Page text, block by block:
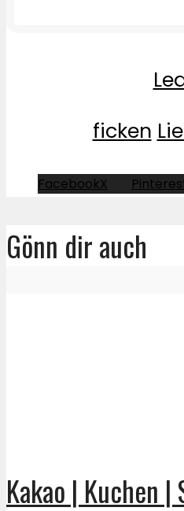
ficken
FacebookX
Gönn dir auch
Kakao | Kuchen |